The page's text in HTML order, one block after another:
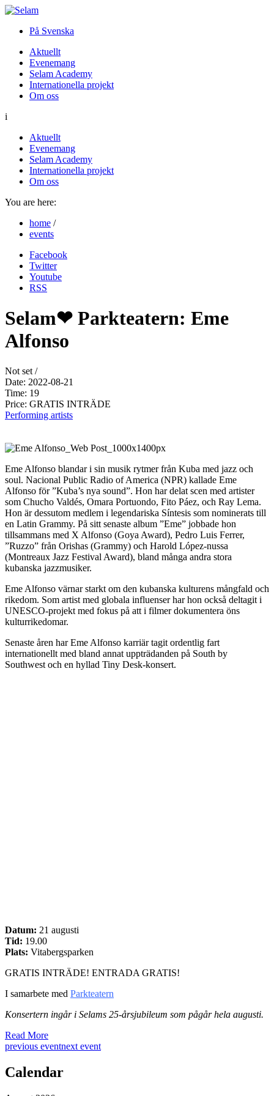
På Svenska
Aktuellt
Evenemang
Selam Academy
Internationella projekt
Om oss
i
Aktuellt
Evenemang
Selam Academy
Internationella projekt
Om oss
You are here:
home /
events
Facebook
Twitter
Youtube
RSS
Selam❤ Parkteatern: Eme
Alfonso
Not set /
Date: 2022-08-21
Time: 19
Price: GRATIS INTRÄDE
Performing artists
Eme Alfonso blandar i sin musik rytmer från Kuba med jazz och
soul. Nacional Public Radio of America (NPR) kallade Eme
Alfonso för ”Kuba’s nya sound”. Hon har delat scen med artister
som Chucho Valdés, Omara Portuondo, Fito Páez, och Ray Lema.
Hon är dessutom medlem i legendariska Síntesis som nominerats till
en Latin Grammy. På sitt senaste album ”Eme” jobbade hon
tillsammans med X Alfonso (Goya Award), Pedro Luis Ferrer,
”Ruzzo” från Orishas (Grammy) och Harold López-nussa
(Montreaux Jazz Festival Award), bland många andra stora
kubanska jazzmusiker.
Eme Alfonso värnar starkt om den kubanska kulturens mångfald och
rikedom. Som artist med globala influenser har hon också deltagit i
UNESCO-projekt med fokus på att i filmer dokumentera öns
kulturrikedomar.
Senaste åren har Eme Alfonso karriär tagit ordentlig fart
internationellt med bland annat uppträdanden på South by
Southwest och en hyllad Tiny Desk-konsert.
Datum: 21 augusti
Tid: 19.00
Plats: Vitabergsparken
GRATIS INTRÄDE! ENTRADA GRATIS!
I samarbete med Parkteatern
Konsertern ingår i Selams 25-årsjubileum som pågår hela augusti.
Read More
previous eventnext event
Calendar